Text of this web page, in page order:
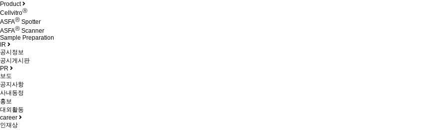
Product
CellvitroⓇ
ASFAⓇ Spotter
ASFAⓇ Scanner
Sample Preparation
IR
공시정보
공시게시판
PR
보도
공지사항
사내동정
홍보
대외활동
career
인재상